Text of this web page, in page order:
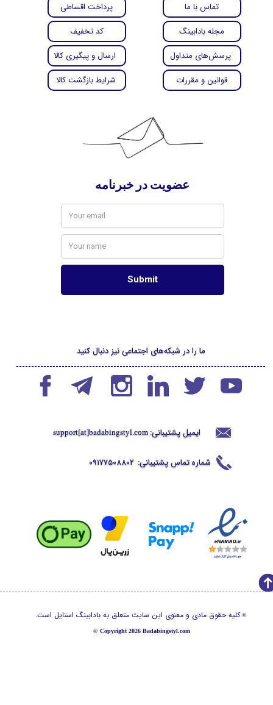
پرداخت اقساطی
کد تخفیف
ارسال و پیگیری کالا
شرایط بازگشت کالا
تماس با ما
مجله بادابینگ
پرسش‌های متداول
قوانین و مقررات
©کلیه حقوق مادی و معنوی این سایت متعلق به بادابینگ استایل است.
© Copyright 2026 Badabingstyl.com
ایمیل پشتیبانی: support[at]badabingstyl.com
شماره تماس پشتیبانی: 09177508802
ما را در شبکه‌های اجتماعی نیز دنبال کنید